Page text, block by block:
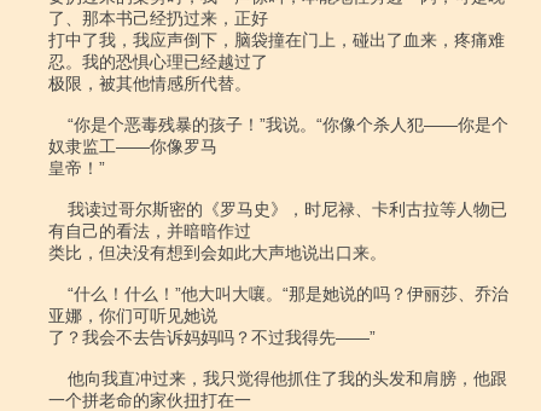
了、那本书己经扔过来，正好
打中了我，我应声倒下，脑袋撞在门上，碰出了血来，疼痛难
忍。我的恐惧心理已经越过了
极限，被其他情感所代替。
奴隶监工――你像罗马
皇帝！”
有自己的看法，并暗暗作过
类比，但决没有想到会如此大声地说出口来。
亚娜，你们可听见她说
了？我会不去告诉妈妈吗？不过我得先――”
一个拼老命的家伙扭打在一